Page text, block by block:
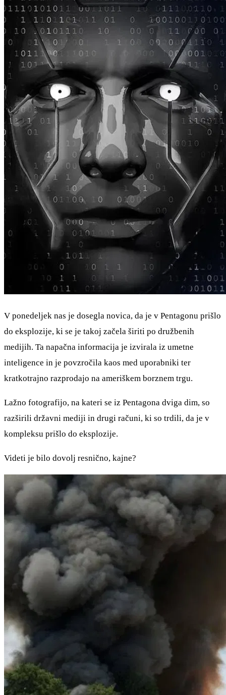
V ponedeljek nas je dosegla novica, da je v Pentagonu prišlo
do eksplozije, ki se je takoj začela širiti po družbenih
medijih. Ta napačna informacija je izvirala iz umetne
inteligence in je povzročila kaos med uporabniki ter
kratkotrajno razprodajo na ameriškem borznem trgu.
Lažno fotografijo, na kateri se iz Pentagona dviga dim, so
razširili državni mediji in drugi računi, ki so trdili, da je v
kompleksu prišlo do eksplozije.
Videti je bilo dovolj resnično, kajne?